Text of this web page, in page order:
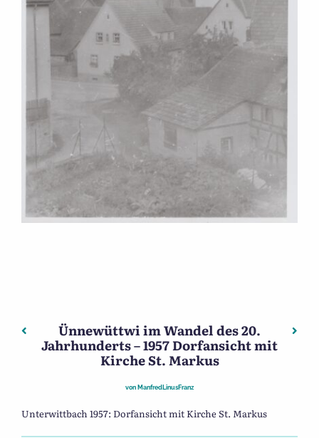
Beitragsnavigation
Vorheriger: Ünnewüttwi im Wandel des 20.
Ünnewüttwi im Wandel des 20.
Jahrhunderts – 1957 Dorfansicht mit
Kirche St. Markus
von ManfredLinusFranz
Unterwittbach 1957: Dorfansicht mit Kirche St. Markus